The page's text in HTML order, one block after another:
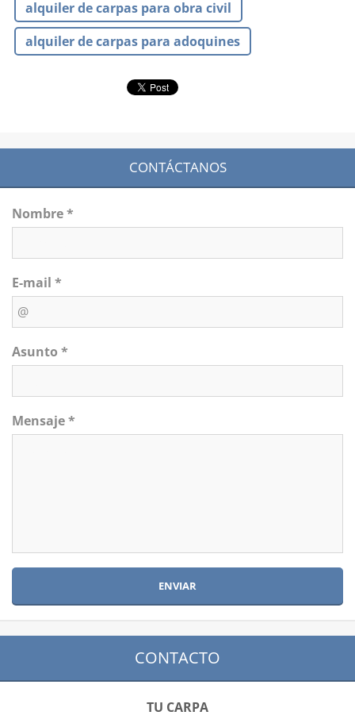
alquiler de carpas para obra civil
alquiler de carpas para adoquines
CONTÁCTANOS
Nombre *
E-mail *
Asunto *
Mensaje *
CONTACTO
TU CARPA